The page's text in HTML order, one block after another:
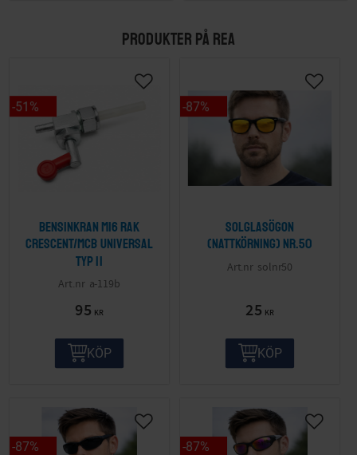
PRODUKTER PÅ REA
Bensinkran M16 Rak
Crescent/MCB Universal
Typ II
a-119b
95 KR
51 %
KÖP
Solglasögon
(nattkörning) nr.50
solnr50
25 KR
87%
KÖP
87% 87%